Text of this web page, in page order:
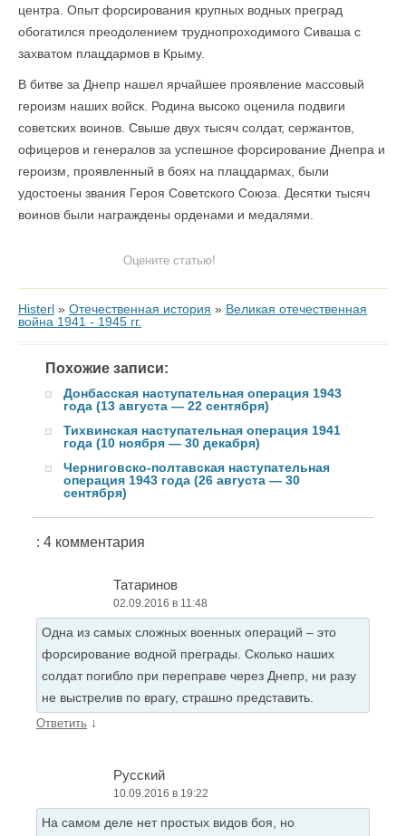
центра. Опыт форсирования крупных водных преград
обогатился преодолением труднопроходимого Сиваша с
захватом плацдармов в Крыму.
В битве за Днепр нашел ярчайшее проявление массовый
героизм наших войск. Родина высоко оценила подвиги
советских воинов. Свыше двух тысяч солдат, сержантов,
офицеров и генералов за успешное форсирование Днепра и
героизм, проявленный в боях на плацдармах, были
удостоены звания Героя Советского Союза. Десятки тысяч
воинов были награждены орденами и медалями.
Оцените статью!
Histerl » Отечественная история » Великая отечественная
война 1941 - 1945 гг.
Похожие записи:
Донбасская наступательная операция 1943
года (13 августа — 22 сентября)
Тихвинская наступательная операция 1941
года (10 ноября — 30 декабря)
Черниговско-полтавская наступательная
операция 1943 года (26 августа — 30
сентября)
: 4 комментария
Татаринов
02.09.2016 в 11:48
Одна из самых сложных военных операций – это
форсирование водной преграды. Сколько наших
солдат погибло при переправе через Днепр, ни разу
не выстрелив по врагу, страшно представить.
Ответить ↓
Русский
10.09.2016 в 19:22
На самом деле нет простых видов боя, но